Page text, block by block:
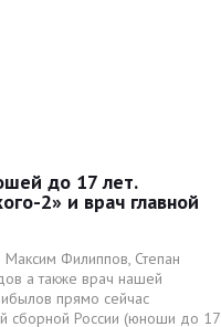
до 17 лет.
2» и врач главной
Филиппов, Степан
а также врач нашей
прямо сейчас
сборной России (юноши до 17